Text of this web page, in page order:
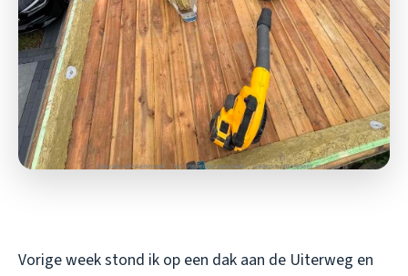
Vorige week stond ik op een dak aan de Uiterweg en